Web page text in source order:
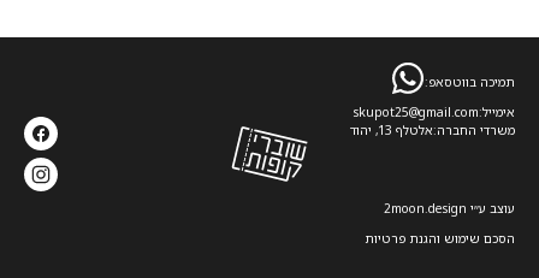
תמיכה בווטסאפ:
skupot25@gmail.comאימייל:
אלטלף 13, יהודמשרדי החברה:
עוצב ע׳׳י 2moon.design
הסכם שימוש והגנת פרטיות